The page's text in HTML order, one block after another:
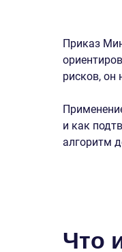
Приказ
рисков, он
и как
алгоритм
Что